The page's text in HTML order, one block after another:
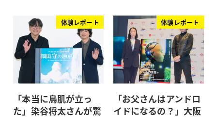
体験レポート
「本当に鳥肌が立っ
た」染谷将太さんが驚
体験レポート
「お父さんはアンドロ
イドになるの？」大阪